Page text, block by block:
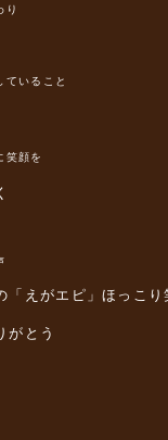
り
ていること
笑顔を
「えがエピ」ほっこり
がとう